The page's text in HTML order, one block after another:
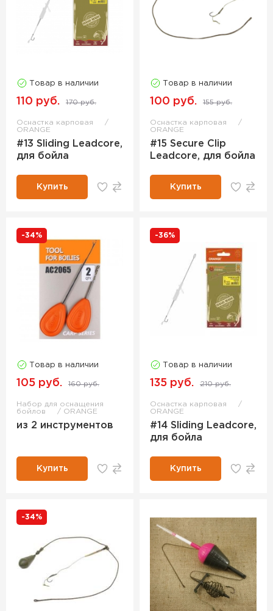
Товар в наличии
110 руб. 170 руб.
Оснастка карповая
ORANGE
#13 Sliding Leadcore,
для бойла
Купить
Товар в наличии
100 руб. 155 руб.
Оснастка карповая
ORANGE
#15 Secure Clip
Leadcore, для бойла
Купить
-34%
Товар в наличии
105 руб. 160 руб.
Набор для оснащения
бойлов
ORANGE
из 2 инструментов
Купить
-36%
Товар в наличии
135 руб. 210 руб.
Оснастка карповая
ORANGE
#14 Sliding Leadcore,
для бойла
Купить
-34%